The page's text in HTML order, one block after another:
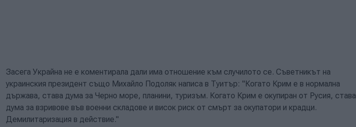
Засега Украйна не е коментирала дали има отношение към случилото се. Съветникът на
украинския президент също Михайло Подоляк написа в Туитър: "Когато Крим е в нормална
държава, става дума за Черно море, планини, туризъм. Когато Крим е окупиран от Русия, става
дума за взривове във военни складове и висок риск от смърт за окупатори и крадци.
Демилитаризация в действие."